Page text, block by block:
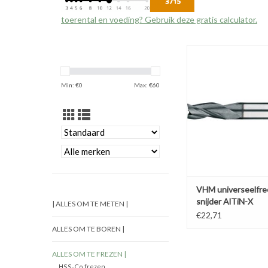
toerental en voeding? Gebruik deze gratis calculator.
Min: €0 Max: €60
| ALLES OM TE METEN |
ALLES OM TE BOREN |
ALLES OM TE FREZEN |
HSS-Co frezen
VHM
snijder AlTiN-X
€22,71